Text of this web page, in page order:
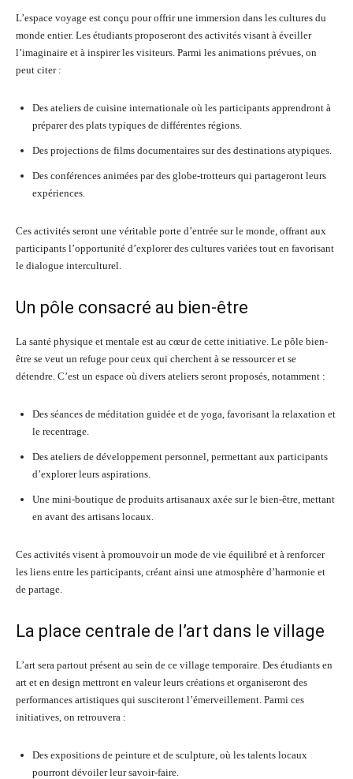
L’espace voyage est conçu pour offrir une immersion dans les cultures du
monde entier. Les étudiants proposeront des activités visant à éveiller
l’imaginaire et à inspirer les visiteurs. Parmi les animations prévues, on
peut citer :
Des ateliers de cuisine internationale où les participants apprendront à
préparer des plats typiques de différentes régions.
Des projections de films documentaires sur des destinations atypiques.
Des conférences animées par des globe-trotteurs qui partageront leurs
expériences.
Ces activités seront une véritable porte d’entrée sur le monde, offrant aux
participants l’opportunité d’explorer des cultures variées tout en favorisant
le dialogue interculturel.
Un pôle consacré au bien-être
La santé physique et mentale est au cœur de cette initiative. Le pôle bien-
être se veut un refuge pour ceux qui cherchent à se ressourcer et se
détendre. C’est un espace où divers ateliers seront proposés, notamment :
Des séances de méditation guidée et de yoga, favorisant la relaxation et
le recentrage.
Des ateliers de développement personnel, permettant aux participants
d’explorer leurs aspirations.
Une mini-boutique de produits artisanaux axée sur le bien-être, mettant
en avant des artisans locaux.
Ces activités visent à promouvoir un mode de vie équilibré et à renforcer
les liens entre les participants, créant ainsi une atmosphère d’harmonie et
de partage.
La place centrale de l’art dans le village
L’art sera partout présent au sein de ce village temporaire. Des étudiants en
art et en design mettront en valeur leurs créations et organiseront des
performances artistiques qui susciteront l’émerveillement. Parmi ces
initiatives, on retrouvera :
Des expositions de peinture et de sculpture, où les talents locaux
pourront dévoiler leur savoir-faire.